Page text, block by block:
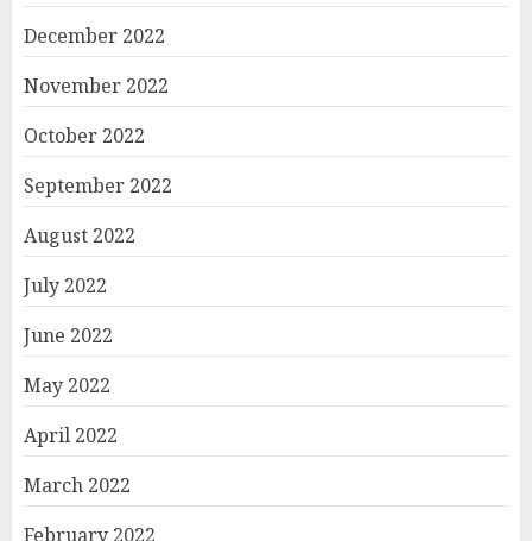
December 2022
November 2022
October 2022
September 2022
August 2022
July 2022
June 2022
May 2022
April 2022
March 2022
February 2022